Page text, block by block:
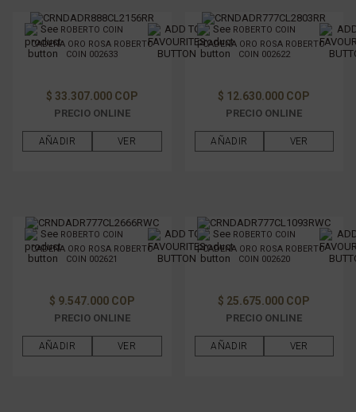
ROBERTO COIN
CADENA ORO ROSA ROBERTO
COIN 002633
$ 33.307.000 COP
PRECIO ONLINE
AÑADIR VER
ROBERTO COIN
CADENA ORO ROSA ROBERTO
COIN 002622
$ 12.630.000 COP
PRECIO ONLINE
AÑADIR VER
ROBERTO COIN
CADENA ORO ROSA ROBERTO
COIN 002621
$ 9.547.000 COP
PRECIO ONLINE
AÑADIR VER
ROBERTO COIN
CADENA ORO ROSA ROBERTO
COIN 002620
$ 25.675.000 COP
PRECIO ONLINE
AÑADIR VER